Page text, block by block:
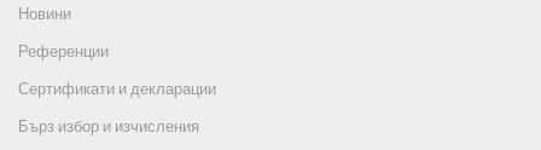
Новини
Референции
Сертификати и декларации
Бърз избор и изчисления